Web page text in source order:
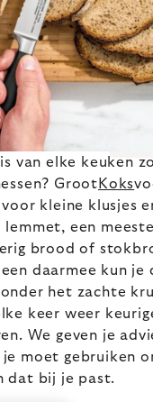
van elke keuken
Groot Koks
voor kleine klusjes
een
brood of
daarmee kun je
het zachte
keer weer
We geven je
moet gebruiken
dat bij je past.